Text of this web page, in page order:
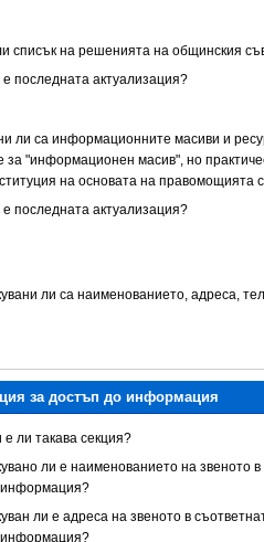
списък на решенията на общинския
е последната актуализация?
ли са информационните масиви и
за "информационен масив", но
на основата на правомощията
е последната актуализация?
ли са наименованието, адреса,
за достъп до информация
ли такава секция?
ли е наименованието на звеното
ли е адреса на звеното в